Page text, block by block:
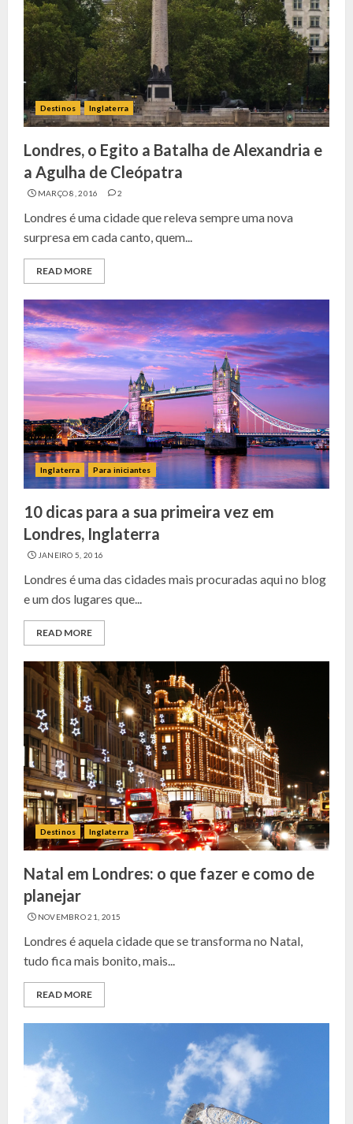
Destinos Inglaterra
Londres, o Egito a Batalha de Alexandria e
a Agulha de Cleópatra
MARÇO 8, 2016 2
Londres é uma cidade que releva sempre uma nova
surpresa em cada canto, quem...
READ MORE
Inglaterra Para iniciantes
10 dicas para a sua primeira vez em
Londres, Inglaterra
JANEIRO 5, 2016
Londres é uma das cidades mais procuradas aqui no blog
e um dos lugares que...
READ MORE
Destinos Inglaterra
Natal em Londres: o que fazer e como de
planejar
NOVEMBRO 21, 2015
Londres é aquela cidade que se transforma no Natal,
tudo fica mais bonito, mais...
READ MORE